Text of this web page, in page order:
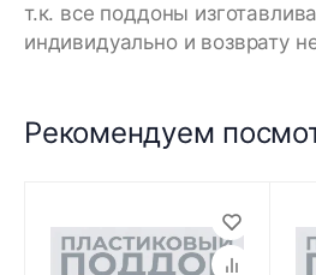
т.к. все поддоны
индивидуально и возврату
Рекомендуем